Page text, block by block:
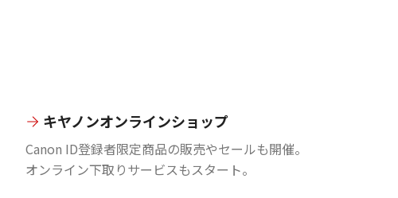
キヤノンオンラインショップ
Canon ID登録者限定商品の販売やセールも開催。
オンライン下取りサービスもスタート。